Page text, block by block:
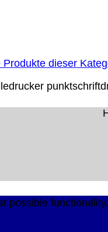
dieser
sind Eigentum
Hilfsmittel Vertrieb
- Haftung für
Seite ggf.
Inhalten
machen uns
zur Online-
Funktionalität
possible functionality.